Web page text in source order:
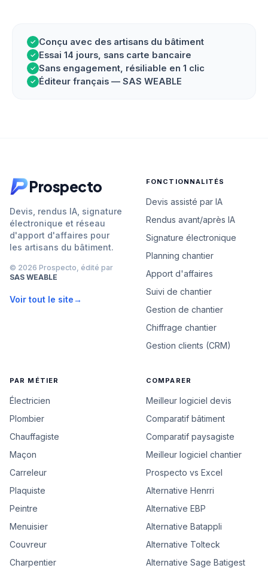
✓ Conçu avec des artisans du bâtiment
✓ Essai 14 jours, sans carte bancaire
✓ Sans engagement, résiliable en 1 clic
✓ Éditeur français — SAS WEABLE
Prospecto
Devis, rendus IA, signature
électronique et réseau
d'apport d'affaires pour
les artisans du bâtiment.
© 2026 Prospecto, édité par
SAS WEABLE
Voir tout le site→
FONCTIONNALITÉS
Devis assisté par IA
Rendus avant/après IA
Signature électronique
Planning chantier
Apport d'affaires
Suivi de chantier
Gestion de chantier
Chiffrage chantier
Gestion clients (CRM)
PAR MÉTIER
Électricien
Plombier
Chauffagiste
Maçon
Carreleur
Plaquiste
Peintre
Menuisier
Couvreur
Charpentier
COMPARER
Meilleur logiciel devis
Comparatif bâtiment
Comparatif paysagiste
Meilleur logiciel chantier
Prospecto vs Excel
Alternative Henrri
Alternative EBP
Alternative Batappli
Alternative Tolteck
Alternative Sage Batigest